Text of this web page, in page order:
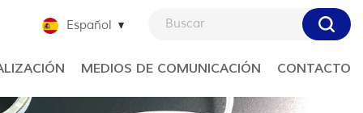
Español
MEDIOS DE COMUNICACIÓN CONTACTO